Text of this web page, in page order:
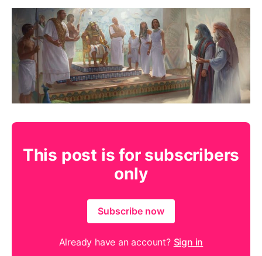
This post is for subscribers
only
Subscribe now
Already have an account? Sign in